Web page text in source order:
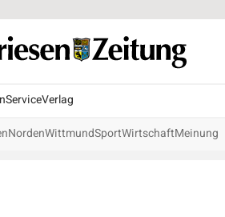
ServiceVerlag
NordenWittmundSportWirtschaftMeinung